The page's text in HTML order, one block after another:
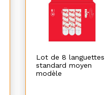
Lot de 8 languettes
standard moyen
modèle